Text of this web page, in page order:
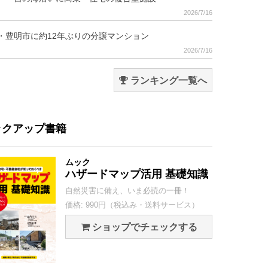
2026/7/16
豊明市に約12年ぶりの分譲マンション
2026/7/16
ランキング一覧へ
アップ書籍
ムック
ハザードマップ活用 基礎知識
自然災害に備え、いま必読の一冊！
価格: 990円（税込み・送料サービス）
ショップでチェックする